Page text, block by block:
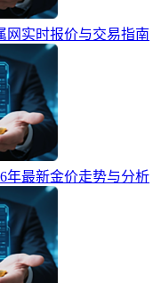
网实时报价与交易指南
年最新金价走势与分析